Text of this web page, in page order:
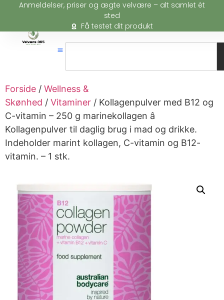
Anmeldelser, priser og ægte velvære – alt samlet ét
sted
Få testet dit produkt
Forside / Wellness &
Skønhed / Vitaminer / Kollagenpulver med B12 og
C-vitamin – 250 g marinekollagen â
Kollagenpulver til daglig brug i mad og drikke.
Indeholder marint kollagen, C-vitamin og B12-
vitamin. – 1 stk.